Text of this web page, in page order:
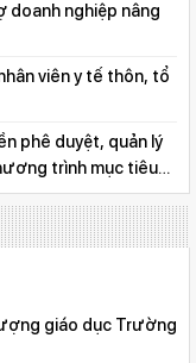
doanh nghiệp nâng
viên y tế thôn, tổ
phê duyệt, quản lý
trình mục tiêu
giáo dục Trường